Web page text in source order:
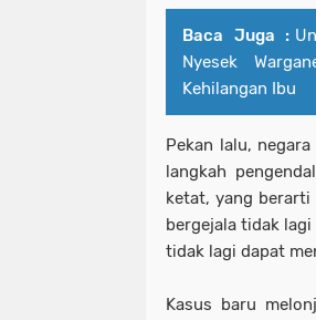
Baca Juga :
Nyesek
Kehilangan Ibu
Pekan lalu,
langkah
ketat, yang berarti
bergejala tidak
tidak lagi dapat
Kasus baru